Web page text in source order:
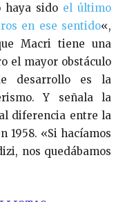
haya sido el último
en ese sentido«,
Macri tiene una
el mayor obstáculo
desarrollo es la
Y señala la
diferencia entre la
1958. «Si hacíamos
nos quedábamos